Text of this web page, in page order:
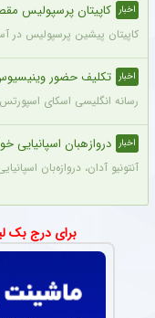
اخبار کاپیتان پرسپولیس
کاپیتان پیشین پرسپولیس در
اخبار تکلیف حضور
رسانه انگلیسی اسکای
اخبار دروازهبان اسپانیایی
آنتونیو آدان، دروازه‌بان اسپانیایی سابق استقلال، به دلیل
برای درج بک